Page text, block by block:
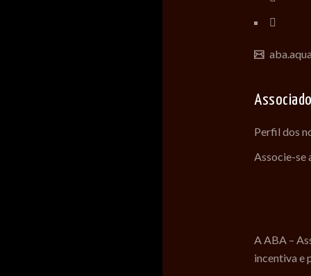
Perfil dos
Associe-se
A ABA –
incentiva e